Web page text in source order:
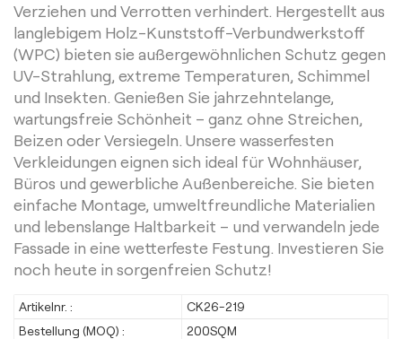
Verziehen und Verrotten verhindert. Hergestellt aus
langlebigem Holz-Kunststoff-Verbundwerkstoff
(WPC) bieten sie außergewöhnlichen Schutz gegen
UV-Strahlung, extreme Temperaturen, Schimmel
und Insekten. Genießen Sie jahrzehntelange,
wartungsfreie Schönheit – ganz ohne Streichen,
Beizen oder Versiegeln. Unsere wasserfesten
Verkleidungen eignen sich ideal für Wohnhäuser,
Büros und gewerbliche Außenbereiche. Sie bieten
einfache Montage, umweltfreundliche Materialien
und lebenslange Haltbarkeit – und verwandeln jede
Fassade in eine wetterfeste Festung. Investieren Sie
noch heute in sorgenfreien Schutz!
Artikelnr. :
CK26-219
Bestellung (MOQ) :
200SQM